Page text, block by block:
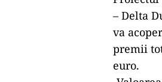
– Delta
va
premii
euro.